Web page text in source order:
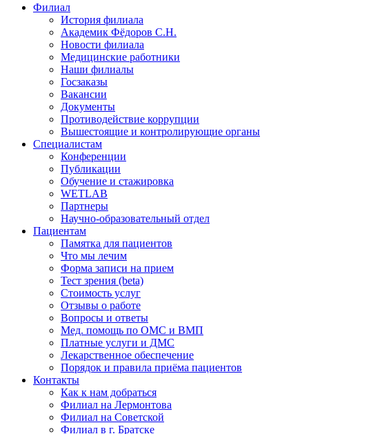
Филиал
История филиала
Академик Фёдоров С.Н.
Новости филиала
Медицинские работники
Наши филиалы
Госзаказы
Вакансии
Документы
Противодействие коррупции
Вышестоящие и контролирующие органы
Специалистам
Конференции
Публикации
Обучение и стажировка
WETLAB
Партнеры
Научно-образовательный отдел
Пациентам
Памятка для пациентов
Что мы лечим
Форма записи на прием
Тест зрения (beta)
Стоимость услуг
Отзывы о работе
Вопросы и ответы
Мед. помощь по ОМС и ВМП
Платные услуги и ДМС
Лекарственное обеспечение
Порядок и правила приёма пациентов
Контакты
Как к нам добраться
Филиал на Лермонтова
Филиал на Советской
Филиал в г. Братске